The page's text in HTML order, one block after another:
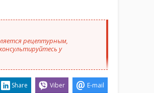
рецептурным,
у
Share Viber E-mail